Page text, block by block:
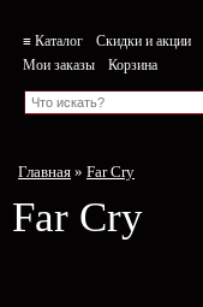
≡ Каталог Скидки и акции
Мои заказы
Корзина
Главная » Far Cry
Far Cry